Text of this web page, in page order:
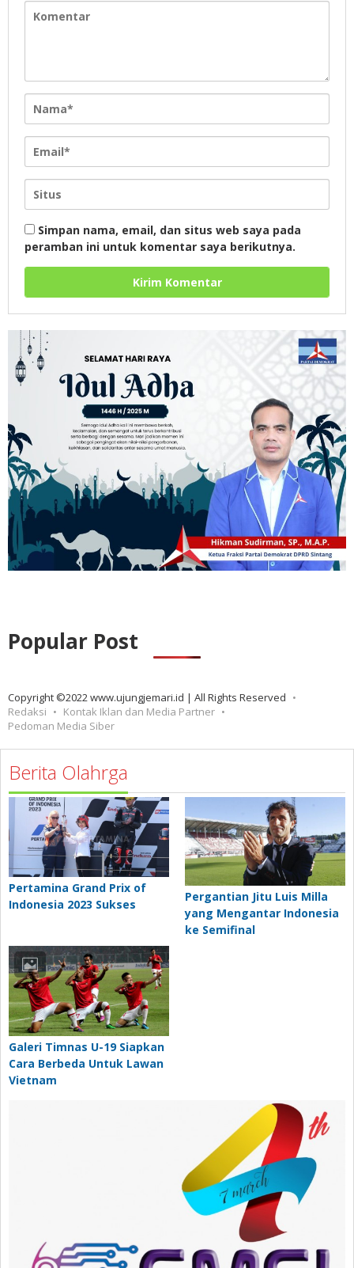
Simpan nama, email, dan situs web saya pada
peramban ini untuk komentar saya berikutnya.
Popular Post
Copyright ©2022 www.ujungjemari.id | All Rights Reserved
Redaksi
Kontak Iklan dan Media Partner
Pedoman Media Siber
Berita Olahrga
Pertamina Grand Prix of
Indonesia 2023 Sukses
Pergantian Jitu Luis Milla
yang Mengantar Indonesia
ke Semifinal
Galeri Timnas U-19 Siapkan
Cara Berbeda Untuk Lawan
Vietnam